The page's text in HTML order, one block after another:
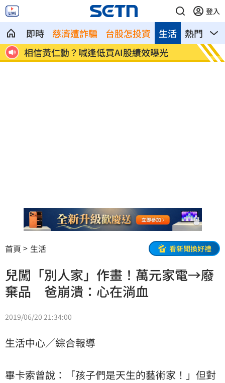
登入
即時 慈濟遭詐騙 台股怎投資 熱門 影
生活
相信黃仁勳？喊逢低買AI股績效曝光 兒女
首頁 生活 看新聞換好禮
兒闖「別人家」作畫！萬元家電→廢
棄品 爸崩潰：心在淌血
2019/06/20 21:34:00
生活中心／綜合報導
畢卡索曾說：「孩子們是天生的藝術家！」但對